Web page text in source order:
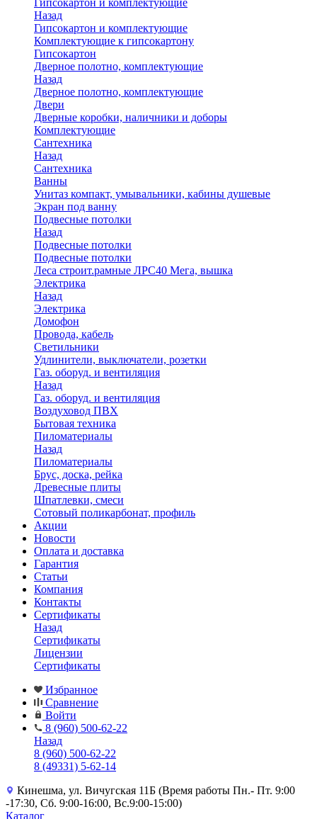
Гипсокартон и комплектующие
Назад
Гипсокартон и комплектующие
Комплектующие к гипсокартону
Гипсокартон
Дверное полотно, комплектующие
Назад
Дверное полотно, комплектующие
Двери
Дверные коробки, наличники и доборы
Комплектующие
Сантехника
Назад
Сантехника
Ванны
Унитаз компакт, умывальники, кабины душевые
Экран под ванну
Подвесные потолки
Назад
Подвесные потолки
Подвесные потолки
Леса строит.рамные ЛРС40 Мега, вышка
Электрика
Назад
Электрика
Домофон
Провода, кабель
Светильники
Удлинители, выключатели, розетки
Газ. оборуд. и вентиляция
Назад
Газ. оборуд. и вентиляция
Воздуховод ПВХ
Бытовая техника
Пиломатериалы
Назад
Пиломатериалы
Брус, доска, рейка
Древесные плиты
Шпатлевки, смеси
Сотовый поликарбонат, профиль
Акции
Новости
Оплата и доставка
Гарантия
Статьи
Компания
Контакты
Сертификаты
Назад
Сертификаты
Лицензии
Сертификаты
Избранное
Сравнение
Войти
8 (960) 500-62-22
Назад
8 (960) 500-62-22
8 (49331) 5-62-14
Кинешма, ул. Вичугская 11Б (Время работы Пн.- Пт. 9:00
-17:30, Сб. 9:00-16:00, Вс.9:00-15:00)
Каталог